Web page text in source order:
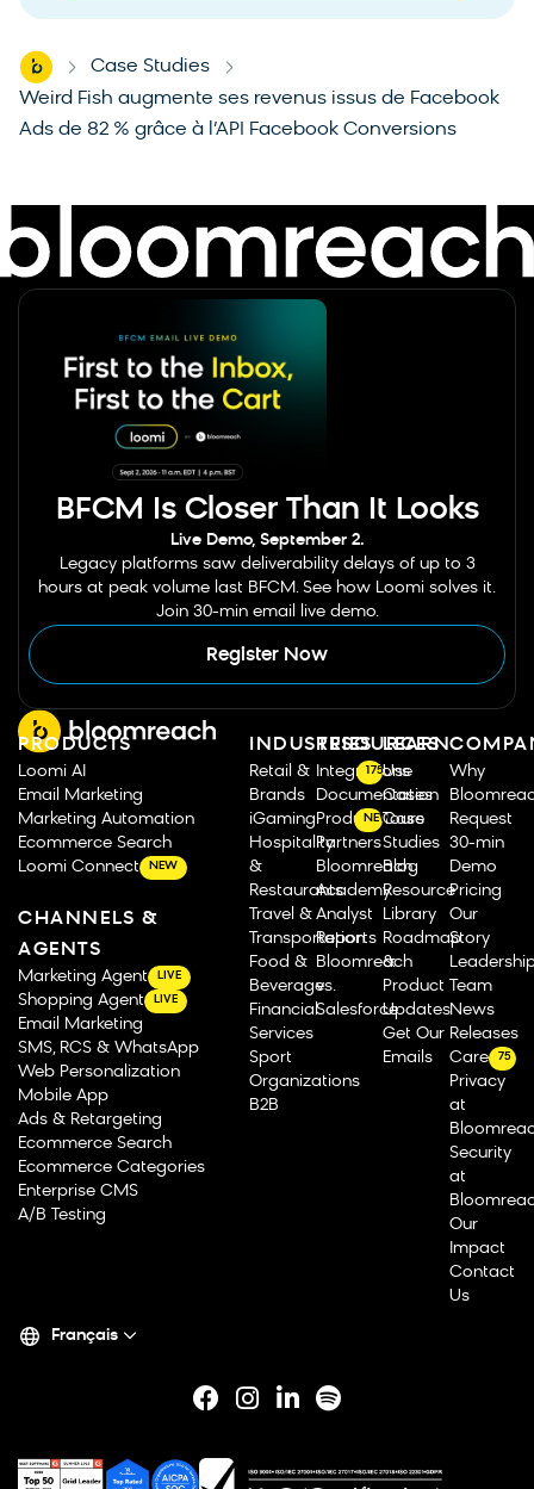
Home Case Studies
Weird Fish augmente ses revenus issus de Facebook
Ads de 82 % grâce à l’API Facebook Conversions
BFCM Is Closer Than It Looks
Live Demo, September 2.
Legacy platforms saw deliverability delays of up to 3
hours at peak volume last BFCM. See how Loomi solves it.
Join 30-min email live demo.
Register Now
PRODUCTS
Loomi AI
Email Marketing
Marketing Automation
Ecommerce Search
Loomi Connect
NEW
CHANNELS &
AGENTS
Marketing Agent LIVE
Shopping Agent LIVE
Email Marketing
SMS, RCS & WhatsApp
Web Personalization
Mobile App
Ads & Retargeting
Ecommerce Search
Ecommerce Categories
Enterprise CMS
A/B Testing
INDUSTRIES
Retail &
Brands
iGaming
Hospitality
&
Restaurants
Travel &
Transportation
Food &
Beverage
Financial
Services
Sport
Organizations
B2B
RESOURCES
Integrations
175
Documentation
Product Tours
NEW
Partners
Bloomreach
Academy
Analyst
Reports
Bloomreach
vs.
Salesforce
LEARN
Use
Cases
Case
Studies
Blog
Resource
Library
Roadmap
&
Product
Updates
Get Our
Emails
Why
Request
30-min
Demo
Pricing
Our
Story
Team
News
Releases
Careers
75
Privacy
at
Security
at
Our
Impact
Contact
Us
Français